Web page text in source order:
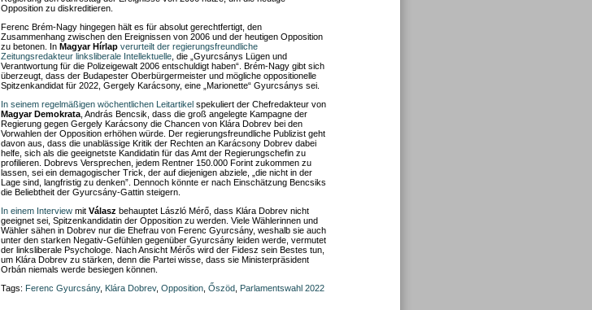
Opposition zu diskreditieren.
Ferenc Brém-Nagy hingegen hält es für absolut gerechtfertigt, den
Zusammenhang zwischen den Ereignissen von 2006 und der heutigen Opposition
zu betonen. In Magyar Hírlap verurteilt der regierungsfreundliche
Zeitungsredakteur linksliberale Intellektuelle , die „Gyurcsánys Lügen und
Verantwortung für die Polizeigewalt 2006 entschuldigt haben“. Brém-Nagy gibt sich
überzeugt, dass der Budapester Oberbürgermeister und mögliche oppositionelle
Spitzenkandidat für 2022, Gergely Karácsony, eine „Marionette“ Gyurcsánys sei.
In seinem regelmäßigen wöchentlichen Leitartikel spekuliert der Chefredakteur von
Magyar Demokrata , András Bencsik, dass die groß angelegte Kampagne der
Regierung gegen Gergely Karácsony die Chancen von Klára Dobrev bei den
Vorwahlen der Opposition erhöhen würde. Der regierungsfreundliche Publizist geht
davon aus, dass die unablässige Kritik der Rechten an Karácsony Dobrev dabei
helfe, sich als die geeignetste Kandidatin für das Amt der Regierungschefin zu
profilieren. Dobrevs Versprechen, jedem Rentner 150.000 Forint zukommen zu
lassen, sei ein demagogischer Trick, der auf diejenigen abziele, „die nicht in der
Lage sind, langfristig zu denken”. Dennoch könnte er nach Einschätzung Bencsiks
die Beliebtheit der Gyurcsány-Gattin steigern.
In einem Interview mit Válasz behauptet László Mérő, dass Klára Dobrev nicht
geeignet sei, Spitzenkandidatin der Opposition zu werden. Viele Wählerinnen und
Wähler sähen in Dobrev nur die Ehefrau von Ferenc Gyurcsány, weshalb sie auch
unter den starken Negativ-Gefühlen gegenüber Gyurcsány leiden werde, vermutet
der linksliberale Psychologe. Nach Ansicht Mérős wird der Fidesz sein Bestes tun,
um Klára Dobrev zu stärken, denn die Partei wisse, dass sie Ministerpräsident
Orbán niemals werde besiegen können.
Tags: Ferenc Gyurcsány, Klára Dobrev, Opposition Őszöd Parlamentswahl 2022